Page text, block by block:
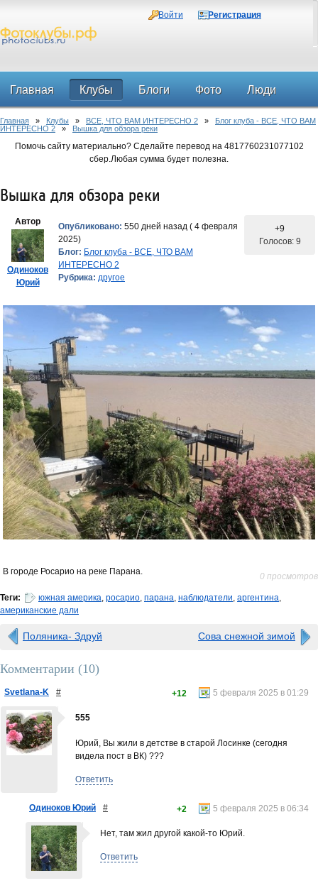
Войти Регистрация
Главная Клубы Блоги Фото Люди
Форум
Главная » Клубы » ВСЕ, ЧТО ВАМ ИНТЕРЕСНО 2 » Блог клуба - ВСЕ, ЧТО ВАМ
ИНТЕРЕСНО 2 » Вышка для обзора реки
Помочь сайту материально? Сделайте перевод на 4817760231077102
сбер.Любая сумма будет полезна.
Вышка для обзора реки
Автор
Одиноков
Юрий
Опубликовано: 550 дней назад ( 4 февраля
2025)
Блог: Блог клуба - ВСЕ, ЧТО ВАМ
ИНТЕРЕСНО 2
Рубрика: другое
+9
Голосов: 9
В городе Росарио на реке Парана. 0 просмотров
Теги: южная америка, росарио, парана, наблюдатели, аргентина,
американские дали
Поляника- Здруй Сова снежной зимой
Комментарии (10)
Svetlana-K # 5 февраля 2025 в 01:29
+12
555
Юрий, Вы жили в детстве в старой Лосинке (сегодня
видела пост в ВК) ???
Ответить
Одиноков Юрий # 5 февраля 2025 в 06:34
+2
Нет, там жил другой какой-то Юрий.
Ответить